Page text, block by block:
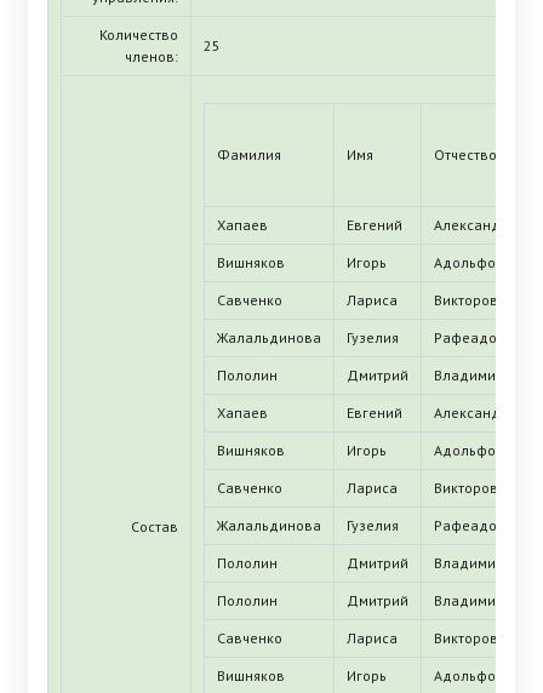
Количество
членов:
25
Состав
Фамилия Имя Отчество
Хапаев Евгений Александрович
Вишняков Игорь Адольфович
Савченко Лариса Викторовна
Жалальдинова Гузелия Рафеадовна
Пололин Дмитрий Владимирович
Хапаев Евгений Александрович
Вишняков Игорь Адольфович
Савченко Лариса Викторовна
Жалальдинова Гузелия Рафеадовна
Пололин Дмитрий Владимирович
Пололин Дмитрий Владимирович
Савченко Лариса Викторовна
Вишняков Игорь Адольфович